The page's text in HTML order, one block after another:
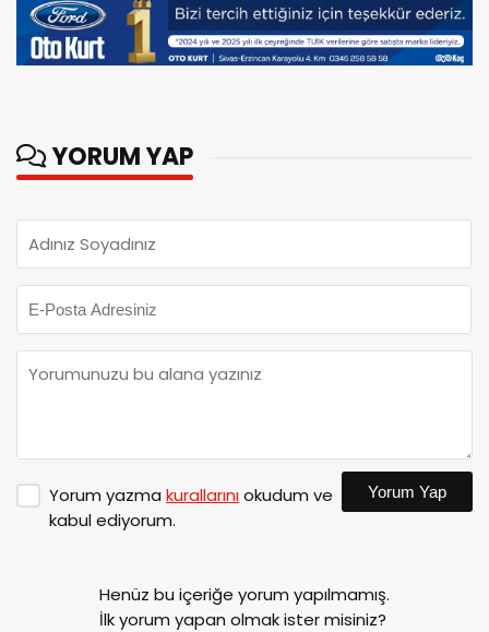
YORUM YAP
Yorum yazma kurallarınıokudum ve
kabul ediyorum.
Yorum Yap
Henüz bu içeriğe yorum yapılmamış.
İlk yorum yapan olmak ister misiniz?